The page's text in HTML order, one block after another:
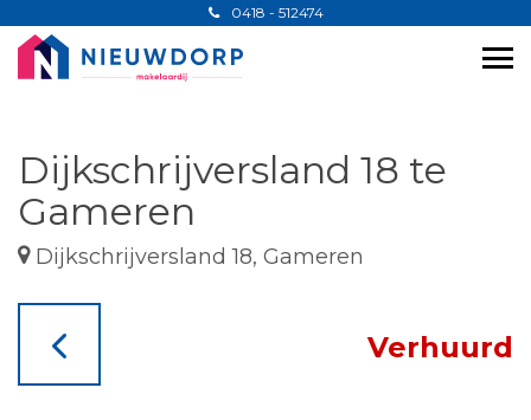
0418 - 512474
Dijkschrijversland 18 te
Gameren
Dijkschrijversland 18, Gameren
Verhuurd